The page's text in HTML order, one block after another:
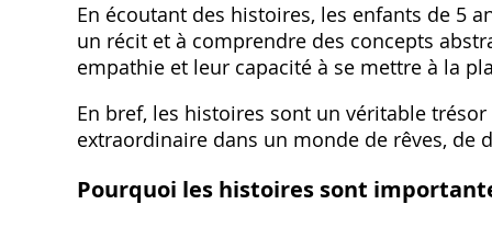
En écoutant des histoires, les enfants de 5
un récit et à comprendre des concepts
empathie et leur capacité à se mettre à la
En bref, les histoires sont un véritable
extraordinaire dans un monde de rêves, de
Pourquoi les histoires sont